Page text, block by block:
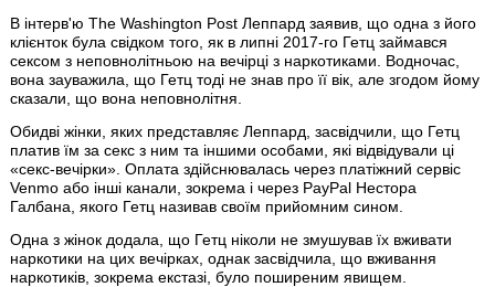
В інтерв'ю The Washington Post Леппард заявив, що одна з його
клієнток була свідком того, як в липні 2017-го Гетц займався
сексом з неповнолітньою на вечірці з наркотиками. Водночас,
вона зауважила, що Гетц тоді не знав про її вік, але згодом йому
сказали, що вона неповнолітня.
Обидві жінки, яких представляє Леппард, засвідчили, що Гетц
платив їм за секс з ним та іншими особами, які відвідували ці
«секс-вечірки». Оплата здійснювалась через платіжний сервіс
Venmo або інші канали, зокрема і через PayPal Нестора
Галбана, якого Гетц називав своїм прийомним сином.
Одна з жінок додала, що Гетц ніколи не змушував їх вживати
наркотики на цих вечірках, однак засвідчила, що вживання
наркотиків, зокрема екстазі, було поширеним явищем.